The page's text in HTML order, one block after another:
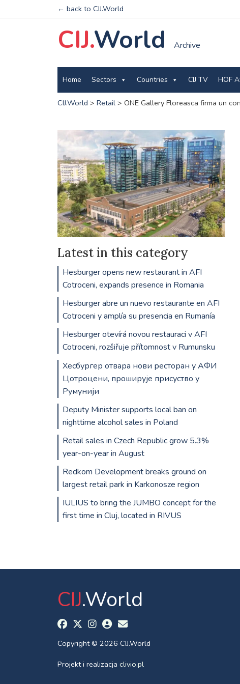
← back to CIJ.World
CIJ.World Archive
Home Sectors Countries CIJ TV HOF
CIJ.World > Retail> ONE Gallery Floreasca firma un
Latest in this category
Hesburger opens new restaurant in AFI
Cotroceni, expands presence in Romania
Hesburger abre un nuevo restaurante en AFI
Cotroceni y amplía su presencia en Rumanía
Hesburger otevírá novou restauraci v AFI
Cotroceni, rozšiřuje přítomnost v Rumunsku
Хесбургер отвара нови ресторан у АФИ
Цотроцени, проширује присуство у
Румунији
Deputy Minister supports local ban on
nighttime alcohol sales in Poland
Retail sales in Czech Republic grow 5.3%
year-on-year in August
Redkom Development breaks ground on
largest retail park in Karkonosze region
IULIUS to bring the JUMBO concept for the
first time in Cluj, located in RIVUS
CIJ.World
Copyright © 2026 CIJ.World
Projekt i realizacja clivio.pl